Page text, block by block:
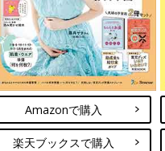
Amazonで購入
楽天ブックスで購入